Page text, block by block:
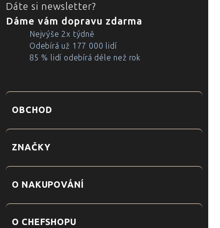
Dáte si newsletter?
Dáme vám dopravu zdarma
Nejvýše 2x týdně
Odebírá už 177 000 lidí
85 % lidí odebírá déle než rok
OBCHOD
ZNAČKY
O NAKUPOVÁNÍ
O CHEFSHOPU